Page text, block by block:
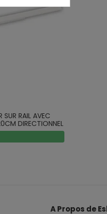
RAIL AVEC
DIRECTIONNEL
A Propos de